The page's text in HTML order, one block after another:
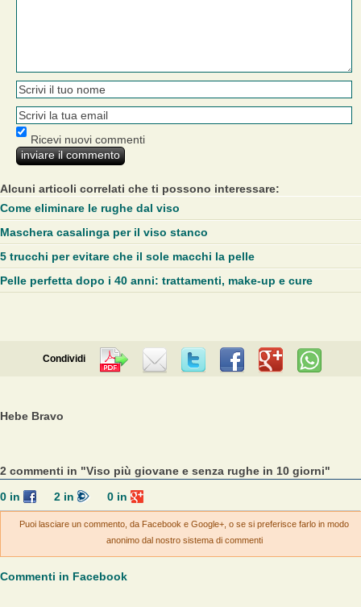
Ricevi nuovi commenti
Alcuni articoli correlati che ti possono interessare:
Come eliminare le rughe dal viso
Maschera casalinga per il viso stanco
5 trucchi per evitare che il sole macchi la pelle
Pelle perfetta dopo i 40 anni: trattamenti, make-up e cure
Condividi
Hebe Bravo
2 commenti in "Viso più giovane e senza rughe in 10 giorni"
0in 2in 0 in
Puoi lasciare un commento, da Facebook e Google+, o se si preferisce farlo in modo
anonimo dal nostro sistema di commenti
Commenti in Facebook